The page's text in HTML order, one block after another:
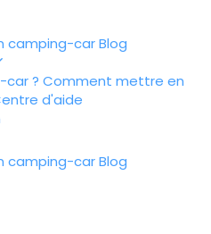
camping-carBlog
car ? Comment mettre en
d'aide
camping-carBlog